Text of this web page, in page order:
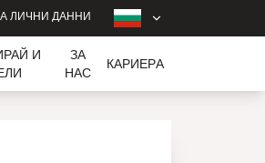
ЛИЧНИ ДАННИ
И
ЗА
НАС
КАРИЕРA